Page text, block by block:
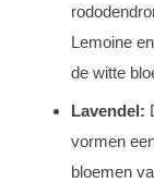
Lemoine
de witte
Lavendel:
vormen
bloemen